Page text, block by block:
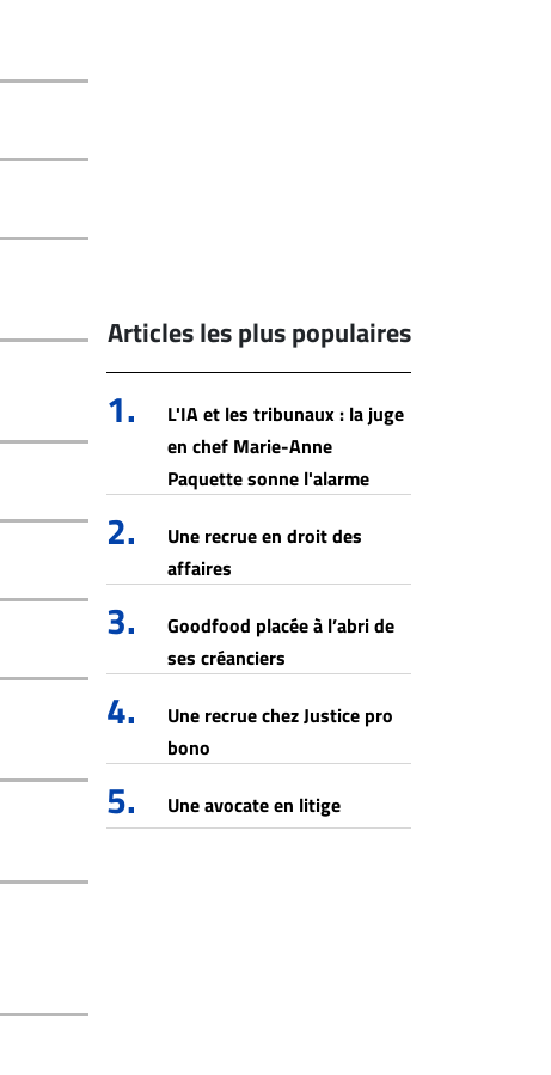
Articles les plus populaires
1.
L'IA et les tribunaux : la juge
en chef Marie-Anne
Paquette sonne l'alarme
2.
Une recrue en droit des
affaires
3.
Goodfood placée à l’abri de
ses créanciers
4.
Une recrue chez Justice pro
bono
5. Une avocate en litige